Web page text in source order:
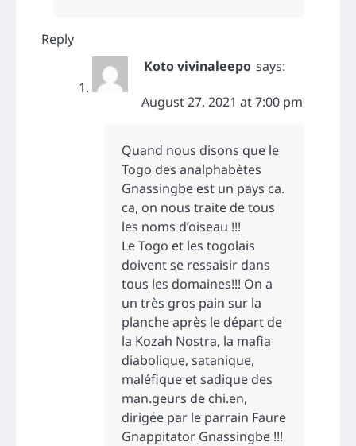
Reply
Koto vivinaleepo says:
August 27, 2021 at 7:00 pm
Quand nous disons que le
Togo des analphabètes
Gnassingbe est un pays ca.
ca, on nous traite de tous
les noms d’oiseau !!!
Le Togo et les togolais
doivent se ressaisir dans
tous les domaines!!! On a
un très gros pain sur la
planche après le départ de
la Kozah Nostra, la mafia
diabolique, satanique,
maléfique et sadique des
man.geurs de chi.en,
dirigée par le parrain Faure
Gnappitator Gnassingbe !!!